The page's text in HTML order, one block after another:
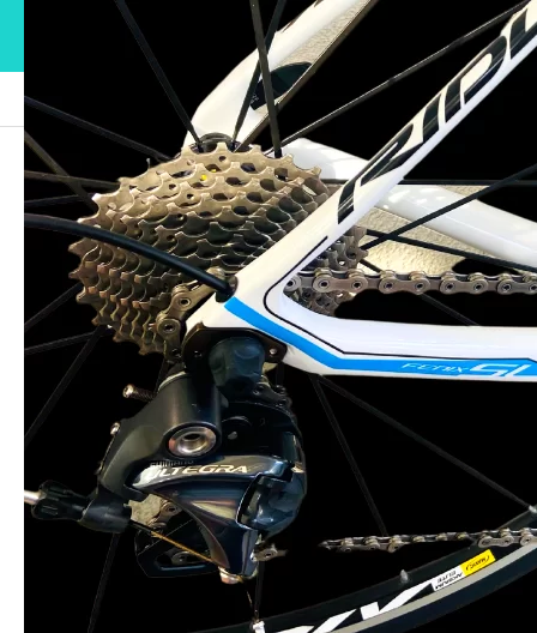
2021.08.10
この記事のタイトルとURLをコピーする